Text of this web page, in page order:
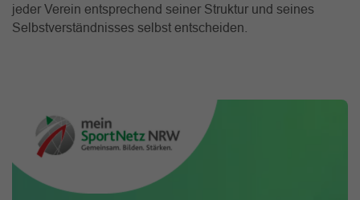
jeder Verein entsprechend seiner Struktur und seines
Selbstverständnisses selbst entscheiden.